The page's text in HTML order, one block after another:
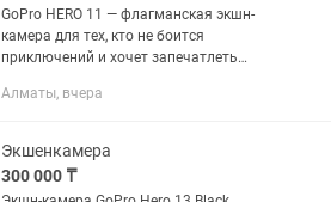
GoPro HERO 11 — флагманская экшн-
камера для тех, кто не боится
приключений и хочет запечатлеть
невероятном качестве. Особенности: -
Алматы, вчера
Экшенкамера
300 000 ₸